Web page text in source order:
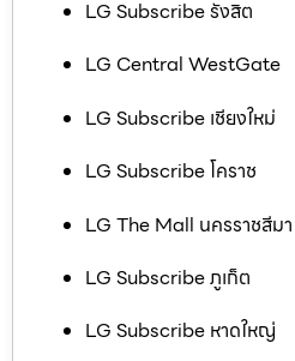
LG Subscribe รังสิต
LG Central WestGate
LG Subscribe เชียงใหม่
LG Subscribe โคราช
LG The Mall นครราชสีมา
LG Subscribe ภูเก็ต
LG Subscribe หาดใหญ่